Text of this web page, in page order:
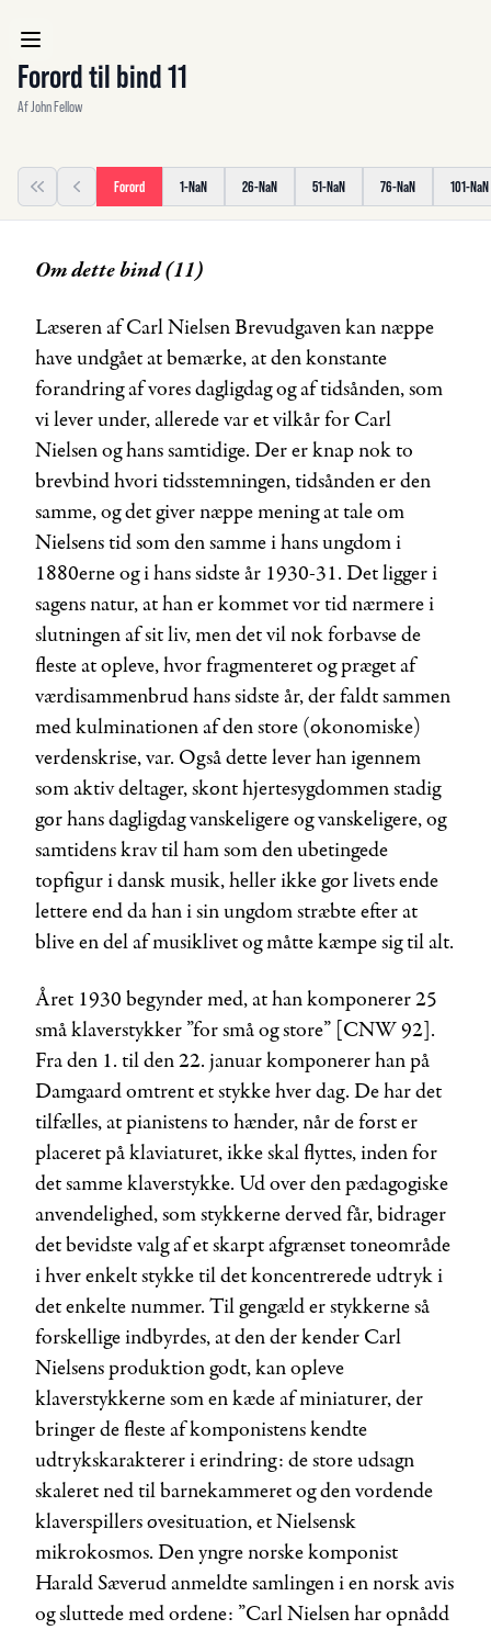
Forord til bind 11
AfJohn Fellow
First pagePrevious
Forord 1-NaN 26-NaN 51-NaN 76-NaN 101-NaN
Om dette bind (11)
Læseren af Carl Nielsen Brevudgaven kan næppe
have undgået at bemærke, at den konstante
forandring af vores dagligdag og af tidsånden, som
vi lever under, allerede var et vilkår for Carl
Nielsen og hans samtidige. Der er knap nok to
brevbind hvori tidsstemningen, tidsånden er den
samme, og det giver næppe mening at tale om
Nielsens tid som den samme i hans ungdom i
1880erne og i hans sidste år 1930-31. Det ligger i
sagens natur, at han er kommet vor tid nærmere i
slutningen af sit liv, men det vil nok forbavse de
fleste at opleve, hvor fragmenteret og præget af
værdisammenbrud hans sidste år, der faldt sammen
med kulminationen af den store (økonomiske)
verdenskrise, var. Også dette lever han igennem
som aktiv deltager, skønt hjertesygdommen stadig
gør hans dagligdag vanskeligere og vanskeligere, og
samtidens krav til ham som den ubetingede
topfigur i dansk musik, heller ikke gør livets ende
lettere end da han i sin ungdom stræbte efter at
blive en del af musiklivet og måtte kæmpe sig til alt.
Året 1930 begynder med, at han komponerer 25
små klaverstykker ”for små og store” [CNW 92].
Fra den 1. til den 22. januar komponerer han på
Damgaard omtrent et stykke hver dag. De har det
tilfælles, at pianistens to hænder, når de først er
placeret på klaviaturet, ikke skal flyttes, inden for
det samme klaverstykke. Ud over den pædagogiske
anvendelighed, som stykkerne derved får, bidrager
det bevidste valg af et skarpt afgrænset toneområde
i hver enkelt stykke til det koncentrerede udtryk i
det enkelte nummer. Til gengæld er stykkerne så
forskellige indbyrdes, at den der kender Carl
Nielsens produktion godt, kan opleve
klaverstykkerne som en kæde af miniaturer, der
bringer de fleste af komponistens kendte
udtrykskarakterer i erindring: de store udsagn
skaleret ned til barnekammeret og den vordende
klaverspillers øvesituation, et Nielsensk
mikrokosmos. Den yngre norske komponist
Harald Sæverud anmeldte samlingen i en norsk avis
og sluttede med ordene: ”Carl Nielsen har opnådd